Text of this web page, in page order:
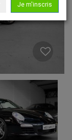
Je m'inscris